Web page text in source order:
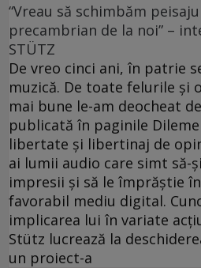
“Vreau să schimbăm
precambrian de la noi” –
STÜTZ
De vreo cinci ani, în patrie
muzică. De toate felurile şi
mai bune le-am deocheat
publicată în paginile
libertate şi libertinaj de
ai lumii audio care simt să-
impresii şi să le împrăştie
favorabil mediu digital.
implicarea lui în variate
Stütz lucrează la
un proiect-a